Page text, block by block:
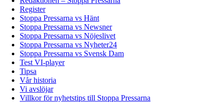
Register
Stoppa Pressarna vs Hänt
Stoppa Pressarna vs Newsner
Stoppa Pressarna vs Nöjeslivet
Stoppa Pressarna vs Nyheter24
Stoppa Pressarna vs Svensk Dam
Test VI-player
Tipsa
Vår historia
Vi avslöjar
Villkor för nyhetstips till Stoppa Pressarna